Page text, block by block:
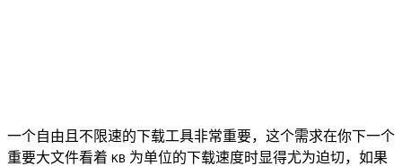
一个自由且不限速的下载工具非常重要，这个需求在你下一个
重要大文件看着 KB 为单位的下载速度时显得尤为迫切，如果